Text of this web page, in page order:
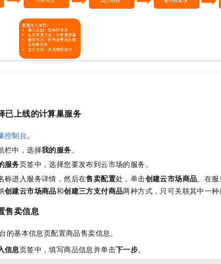
已上线的计算巢服务
控制台。
栏中，选择我的服务。
服务页签中，选择您要发布到云市场的服务。
称进入服务详情，然后在售卖配置处，单击创建云市场商品。在
创建云市场商品和创建三方支付商品两种方式，只可关联其中一种
售卖信息
的基本信息页配置商品售卖信息。
信息页签中，填写商品信息并单击下一步。
搭建 AI 应用
依托云原生高可用架构,实现Dify私有化部署
增加一个 AI 助手
用1%尺寸在特定领域达到大模型90%以上效果